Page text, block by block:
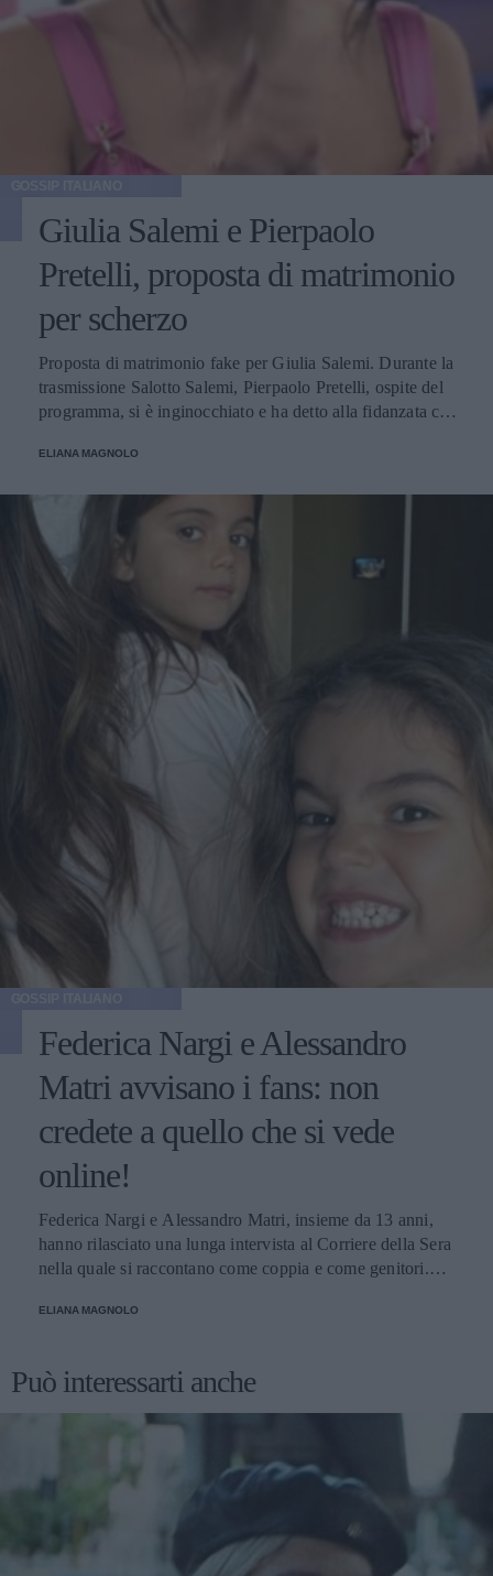
Giulia Salemi e Pierpaolo
Pretelli, proposta di matrimonio
per scherzo
Proposta di matrimonio fake per Giulia Salemi. Durante la
trasmissione Salotto Salemi, Pierpaolo Pretelli, ospite del
programma, si è inginocchiato e ha detto alla fidanzata che
cena con lui!
ELIANA MAGNOLO
Federica Nargi e Alessandro
Matri avvisano i fans: non
credete a quello che si vede
online!
Federica Nargi e Alessandro Matri, insieme da 13 anni,
hanno rilasciato una lunga intervista al Corriere della Sera
nella quale si raccontano come coppia e come genitori.
credete alle coppie che non litigano mai!
ELIANA MAGNOLO
Può interessarti anche